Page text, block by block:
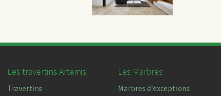
Les travertins Artemis
Travertins
Les Marbres
Marbres d'exceptions